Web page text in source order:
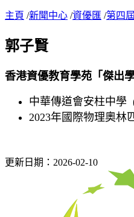
主頁 /新聞中心 /資優匯 /第四
郭子賢
香港資優教育學苑「傑出
中華傳道會安柱中學
2023年國際物理奧林
更新日期：2026-02-10